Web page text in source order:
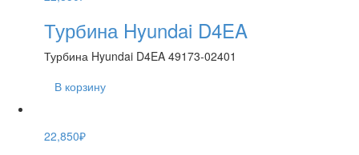
Турбина Hyundai D4EA
Турбина Hyundai D4EA 49173-02401
В корзину
22,850₽